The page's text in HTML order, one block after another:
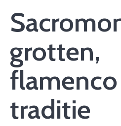
grotten,
traditie